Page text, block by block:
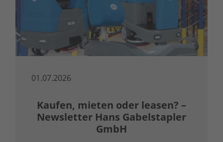
01.07.2026
Kaufen, mieten oder leasen? –
Newsletter Hans Gabelstapler
GmbH